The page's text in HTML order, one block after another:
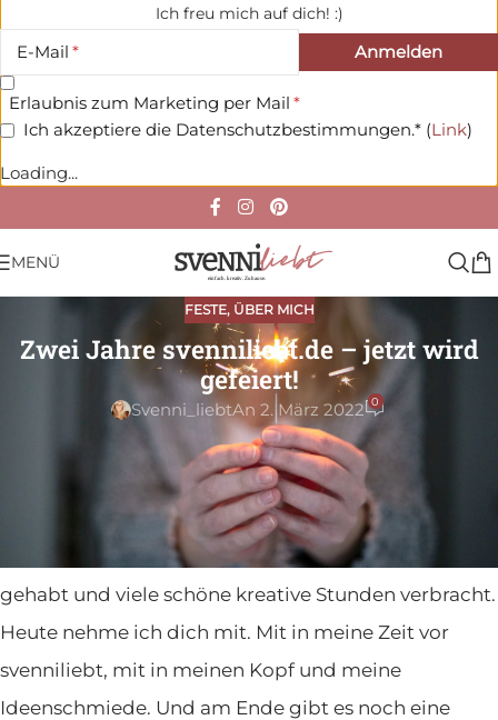
Ich freu mich auf dich! :)
E-Mail
Erlaubnis zum Marketing per Mail
Ich akzeptiere die Datenschutzbestimmungen.* (Link)
Loading...
MENÜ
FESTE, ÜBER MICH
Zwei Jahre svenniliebt.de – jetzt wird
gefeiert!
Svenni_liebtAn 2. März 2022 0
Zwei Jahre svenniliebt.de. Ich feier doch tatsächlich
schon meinen zweiten Bloggeburtstag – Hurra! Wie
schnell doch die Zeit vergeht. In den letzten zwei
Jahren habe ich eine Menge gelernt, ganz viel Spaß
gehabt und viele schöne kreative Stunden verbracht.
Heute nehme ich dich mit. Mit in meine Zeit vor
svenniliebt, mit in meinen Kopf und meine
Ideenschmiede. Und am Ende gibt es noch eine